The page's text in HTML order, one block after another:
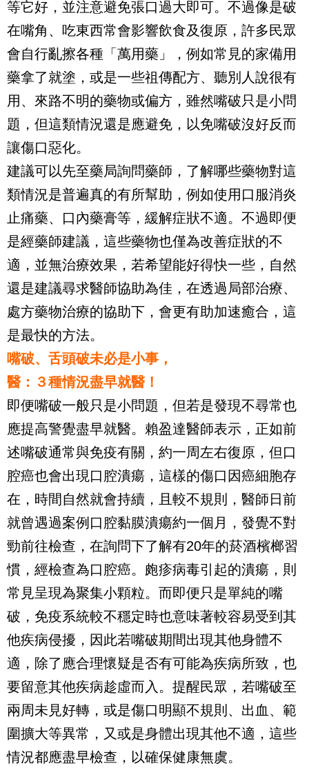
等它好，並注意避免張口過大即可。不過像是破
在嘴角、吃東西常會影響飲食及復原，許多民眾
會自行亂擦各種「萬用藥」，例如常見的家備用
藥拿了就塗，或是一些祖傳配方、聽別人說很有
用、來路不明的藥物或偏方，雖然嘴破只是小問
題，但這類情況還是應避免，以免嘴破沒好反而
讓傷口惡化。
建議可以先至藥局詢問藥師，了解哪些藥物對這
類情況是普遍真的有所幫助，例如使用口服消炎
止痛藥、口內藥膏等，緩解症狀不適。不過即便
是經藥師建議，這些藥物也僅為改善症狀的不
適，並無治療效果，若希望能好得快一些，自然
還是建議尋求醫師協助為佳，在透過局部治療、
處方藥物治療的協助下，會更有助加速癒合，這
是最快的方法。
嘴破、舌頭破未必是小事，
醫：３種情況盡早就醫！
即便嘴破一般只是小問題，但若是發現不尋常也
應提高警覺盡早就醫。賴盈達醫師表示，正如前
述嘴破通常與免疫有關，約一周左右復原，但口
腔癌也會出現口腔潰瘍，這樣的傷口因癌細胞存
在，時間自然就會持續，且較不規則，醫師日前
就曾遇過案例口腔黏膜潰瘍約一個月，發覺不對
勁前往檢查，在詢問下了解有20年的菸酒檳榔習
慣，經檢查為口腔癌。皰疹病毒引起的潰瘍，則
常見呈現為聚集小顆粒。而即便只是單純的嘴
破，免疫系統較不穩定時也意味著較容易受到其
他疾病侵擾，因此若嘴破期間出現其他身體不
適，除了應合理懷疑是否有可能為疾病所致，也
要留意其他疾病趁虛而入。提醒民眾，若嘴破至
兩周未見好轉，或是傷口明顯不規則、出血、範
圍擴大等異常，又或是身體出現其他不適，這些
情況都應盡早檢查，以確保健康無虞。